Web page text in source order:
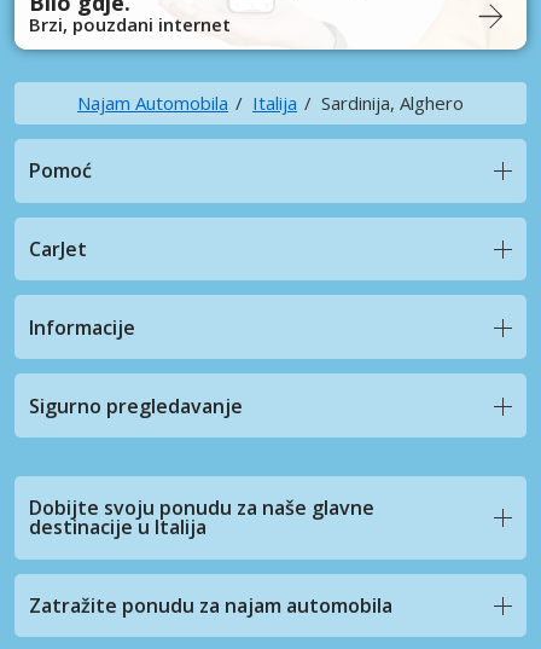
Brzi, pouzdani internet
Najam Automobila Italija Sardinija, Alghero
Pomoć
CarJet
Informacije
Sigurno pregledavanje
Dobijte svoju ponudu za naše glavne
destinacije u Italija
Zatražite ponudu za najam automobila